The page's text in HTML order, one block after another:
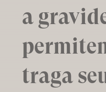
a
traga